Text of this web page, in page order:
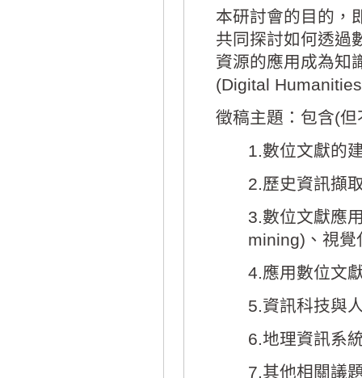
本研討會的目的，
共同探討如何透過
資源的應用成為知
(Digital
徵稿主題：包含(
1.數位文獻的
2.歷史資訊擷
3.數位文獻應
mining)、視
4.應用數位文
5.資訊科技與
6.地理資訊系
7.其他相關議